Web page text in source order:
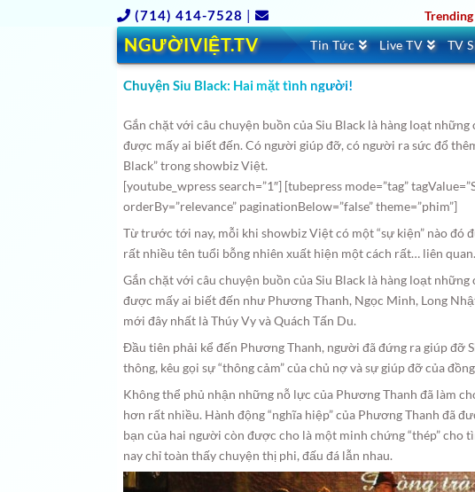
(714) 414-7528 | Trending
NGƯỜIVIỆT.TV Tin Tức Live TV TV
Chuyện Siu Black: Hai mặt tình người!
Gắn chặt với câu chuyện buồn của Siu Black là hàng loạt
được mấy ai biết đến. Có người giúp đỡ, có người ra sức đổ
Black” trong showbiz Việt.
[youtube_wpress search=”1″] [tubepress mode=”tag”
orderBy=”relevance” paginationBelow=”false” theme=”phim”]
Từ trước tới nay, mỗi khi showbiz Việt có một “sự kiện” nào
rất nhiều tên tuổi bỗng nhiên xuất hiện một cách rất… liên
Gắn chặt với câu chuyện buồn của Siu Black là hàng loạt
được mấy ai biết đến như Phương Thanh, Ngọc Minh, Long
mới đây nhất là Thúy Vy và Quách Tấn Du.
Đầu tiên phải kể đến Phương Thanh, người đã đứng ra giúp đỡ
thông, kêu gọi sự “thông cảm” của chủ nợ và sự giúp đỡ của
Không thể phủ nhận những nỗ lực của Phương Thanh đã làm
hơn rất nhiều. Hành động “nghĩa hiệp” của Phương Thanh đã
bạn của hai người còn được cho là một minh chứng “thép”
nay chỉ toàn thấy chuyện thị phi, đấu đá lẫn nhau.